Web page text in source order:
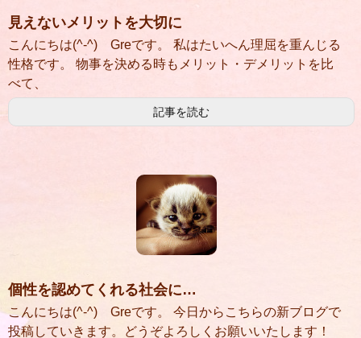
見えないメリットを大切に
こんにちは(^-^) Greです。 私はたいへん理屈を重んじる
性格です。 物事を決める時もメリット・デメリットを比
べて、
記事を読む
個性を認めてくれる社会に…
こんにちは(^-^) Greです。 今日からこちらの新ブログで
投稿していきます。どうぞよろしくお願いいたします！